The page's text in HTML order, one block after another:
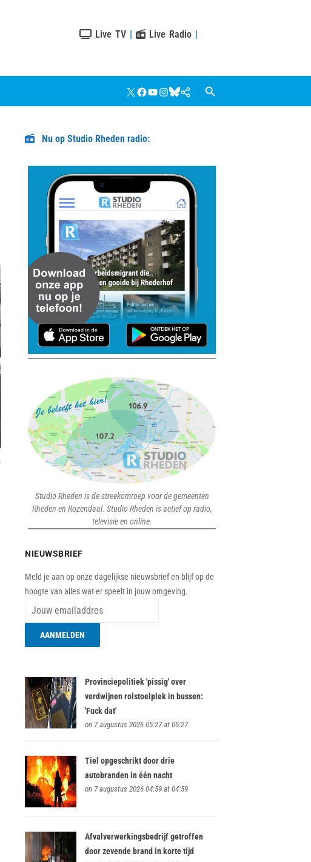
Live TV | Live Radio |
X Facebook
YouTube
Instagram
Bluesky
Google
Nieuws
Nu op Studio Rheden radio:
Studio Rheden is de streekomroep voor de gemeenten
Rheden en Rozendaal. Studio Rheden is actief op radio,
televisie en online.
NIEUWSBRIEF
Meld je aan op onze dagelijkse nieuwsbrief en blijf op de
hoogte van alles wat er speelt in jouw omgeving.
Provinciepolitiek 'pissig' over
verdwijnen rolstoelplek in bussen:
'Fuck dat'
on 7 augustus 2026 05:27 at 05:27
Tiel opgeschrikt door drie
autobranden in één nacht
on 7 augustus 2026 04:59 at 04:59
Afvalverwerkingsbedrijf getroffen
door zevende brand in korte tijd